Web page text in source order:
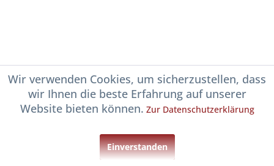
Wir verwenden Cookies, um sicherzustellen, dass
wir Ihnen die beste Erfahrung auf unserer
Website bieten können. Zur Datenschutzerklärung
Einverstanden